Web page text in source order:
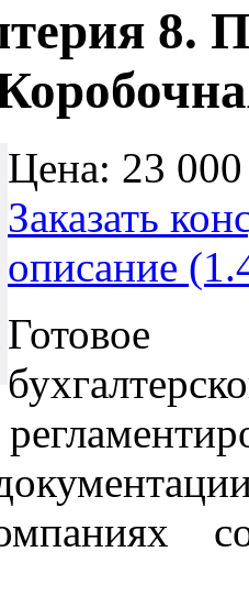
8.
Цена: 23 000
Заказать
описание
Готовое